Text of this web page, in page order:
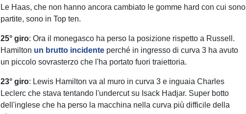
Le Haas, che non hanno ancora cambiato le gomme hard con cui sono
partite, sono in Top ten.
25° giro: Ora il monegasco ha perso la posizione rispetto a Russell.
Hamilton un brutto incidente perché in ingresso di curva 3 ha avuto
un piccolo sovrasterzo che l'ha portato fuori traiettoria.
23° giro: Lewis Hamilton va al muro in curva 3 e inguaia Charles
Leclerc che stava tentando l'undercut su Isack Hadjar. Super botto
dell'inglese che ha perso la macchina nella curva più difficile della